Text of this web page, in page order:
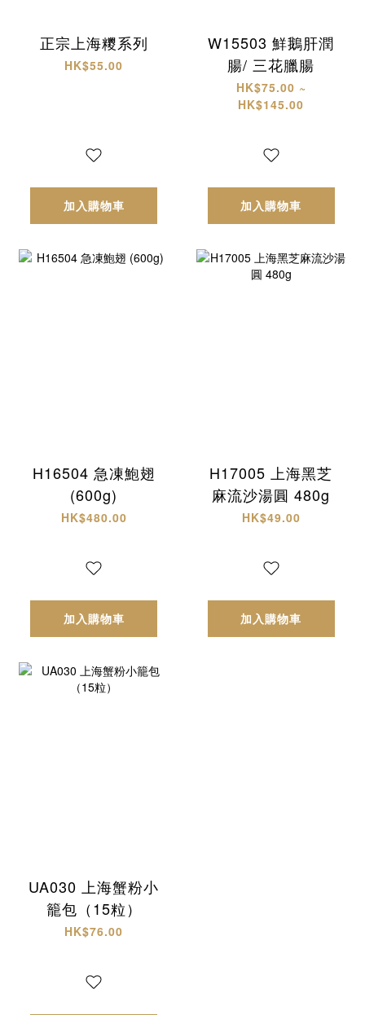
正宗上海糭系列
HK$55.00
加入購物車
W15503 鮮鵝肝潤
腸/ 三花臘腸
HK$75.00 ~
HK$145.00
加入購物車
H16504 急凍鮑翅
(600g)
HK$480.00
加入購物車
H17005 上海黑芝
麻流沙湯圓 480g
HK$49.00
加入購物車
UA030 上海蟹粉小
籠包（15粒）
HK$76.00